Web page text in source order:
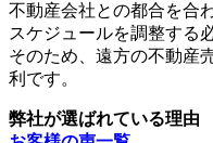
不動産会社との都合を合
スケジュールを調整する
そのため、遠方の不動産
利です。
弊社が選ばれている理由